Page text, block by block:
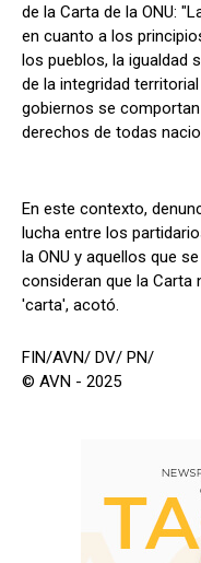
de la Carta de la ONU:
en cuanto a los
los pueblos, la igualdad
de la integridad
gobiernos se
derechos de todas
En este contexto,
lucha entre los
la ONU y aquellos que
consideran que la Carta
'carta', acotó.
FIN/AVN/ DV/ PN/
© AVN - 2025